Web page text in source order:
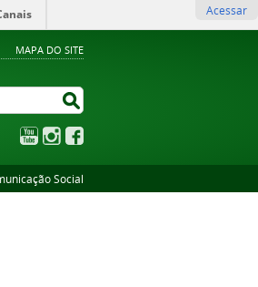
MAPA DO SITE
Acessar
YouTubeInstagram
Social